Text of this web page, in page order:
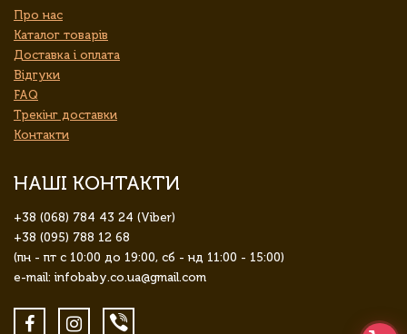
Про нас
Каталог товарів
Доставка і оплата
Відгуки
FAQ
Трекінг доставки
Контакти
НАШІ КОНТАКТИ
+38 (068) 784 43 24 (Viber)
+38 (095) 788 12 68
(пн - пт с 10:00 до 19:00, сб - нд 11:00 - 15:00)
e-mail: infobaby.co.ua@gmail.com